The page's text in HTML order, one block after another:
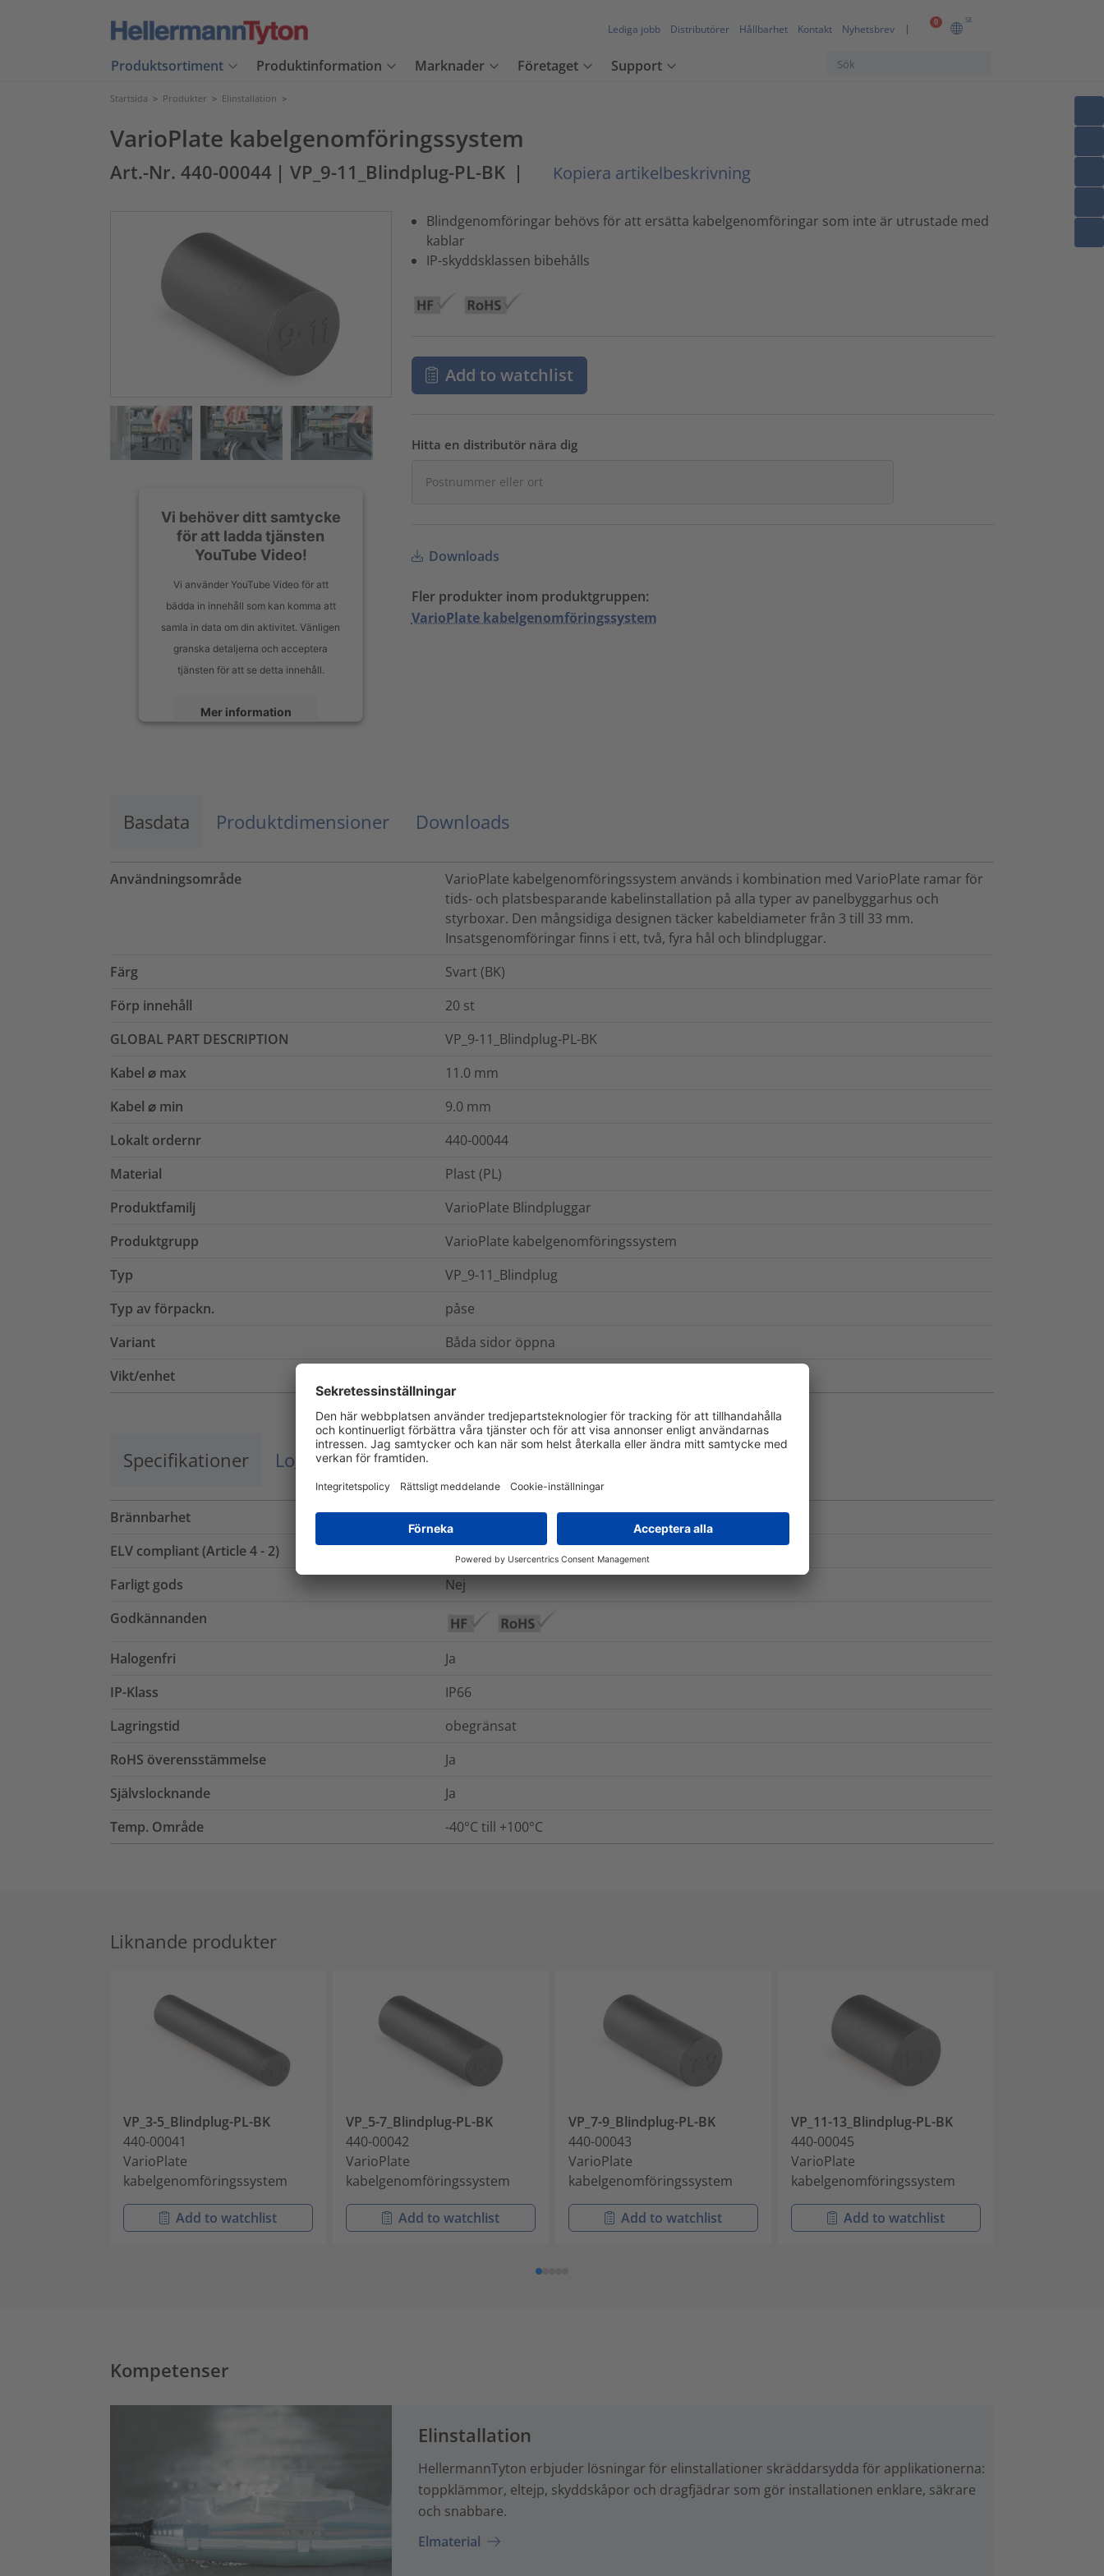
0 SE
Lediga jobb Distributörer Hållbarhet Kontakt Nyhetsbrev
Produktsortiment Produktinformation Marknader Företaget Support
Startsida > Produkter > Elinstallation >
VarioPlate kabelgenomföringssystem
Art.-Nr. 440-00044 | VP_9-11_Blindplug-PL-BK | Kopiera artikelbeskrivning
Vi behöver ditt samtycke
för att ladda tjänsten
YouTube Video!
Vi använder YouTube Video för att
bädda in innehåll som kan komma att
samla in data om din aktivitet. Vänligen
granska detaljerna och acceptera
tjänsten för att se detta innehåll.
Mer information
Blindgenomföringar behövs för att ersätta kabelgenomföringar som inte är utrustade med
kablar
IP-skyddsklassen bibehålls
Add to watchlist
Hitta en distributör nära dig
Downloads
Fler produkter inom produktgruppen:
VarioPlate kabelgenomföringssystem
Basdata Produktdimensioner Downloads
Användningsområde
VarioPlate kabelgenomföringssystem används i kombination med VarioPlate ramar för
tids- och platsbesparande kabelinstallation på alla typer av panelbyggarhus och
styrboxar. Den mångsidiga designen täcker kabeldiameter från 3 till 33 mm.
Insatsgenomföringar finns i ett, två, fyra hål och blindpluggar.
Färg
Svart (BK)
Förp innehåll
20 st
GLOBAL PART DESCRIPTION
VP_9-11_Blindplug-PL-BK
Kabel ⌀ max
11.0 mm
Kabel ⌀ min
9.0 mm
Lokalt ordernr
440-00044
Material
Plast (PL)
Produktfamilj
VarioPlate Blindpluggar
Produktgrupp
VarioPlate kabelgenomföringssystem
Typ
VP_9-11_Blindplug
Typ av förpackn.
påse
Variant
Båda sidor öppna
Vikt/enhet
Specifikationer Logistik och Förpackning
Brännbarhet
UL94 V0
ELV compliant (Article 4 - 2)
Ja
Farligt gods
Nej
Godkännanden
Halogenfri
Ja
IP-Klass
IP66
Lagringstid
obegränsat
RoHS överensstämmelse
Ja
Självslocknande
Ja
Temp. Område
-40°C till +100°C
Liknande produkter
VP_3-5_Blindplug-PL-BK
440-00041
VarioPlate
kabelgenomföringssystem
Add to watchlist
VP_5-7_Blindplug-PL-BK
440-00042
VarioPlate
kabelgenomföringssystem
Add to watchlist
VP_7-9_Blindplug-PL-BK
440-00043
VarioPlate
kabelgenomföringssystem
Add to watchlist
VP_11-13_Blindplug-PL-BK
440-00045
VarioPlate
kabelgenomföringssystem
Add to watchlist
Kompetenser
Elinstallation
HellermannTyton erbjuder lösningar för elinstallationer skräddarsydda för applikationerna:
toppklämmor, eltejp, skyddskåpor och dragfjädrar som gör installationen enklare, säkrare
och snabbare.
Elmaterial